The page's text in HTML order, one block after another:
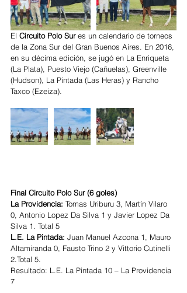
El Circuito Polo Sur es un calendario de torneos
de la Zona Sur del Gran Buenos Aires. En 2016,
en su décima edición, se jugó en La Enriqueta
(La Plata), Puesto Viejo (Cañuelas), Greenville
(Hudson), La Pintada (Las Heras) y Rancho
Taxco (Ezeiza).
Final Circuito Polo Sur (6 goles)
La Providencia: Tomas Uriburu 3, Martín Vilaro
0, Antonio Lopez Da Silva 1 y Javier Lopez Da
Silva 1. Total 5
L.E. La Pintada: Juan Manuel Azcona 1, Mauro
Altamiranda 0, Fausto Trino 2 y Vittorio Cutinelli
2.Total 5.
Resultado: L.E. La Pintada 10 – La Providencia
7